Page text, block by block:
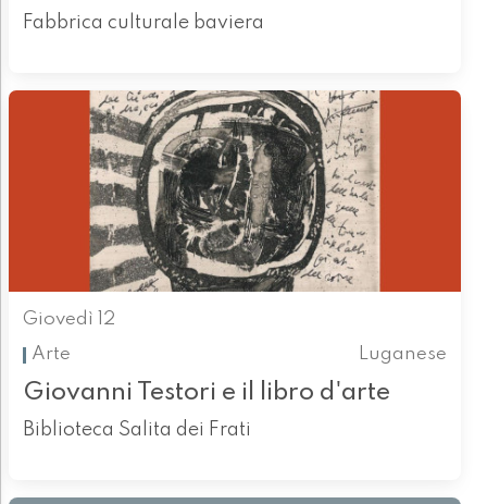
Fabbrica culturale baviera
Giovedì 12
Arte
Luganese
Giovanni Testori e il libro d'arte
Biblioteca Salita dei Frati